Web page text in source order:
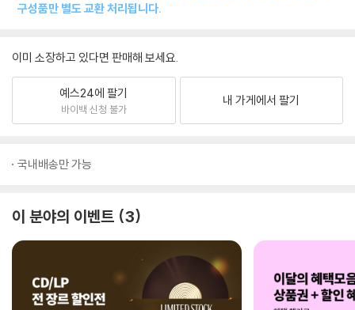
구성품만 별도 교환 처리됩니다.
이미 소장하고 있다면 판매해 보세요.
예스24에 팔기
바이백 신청 불가
내 가게에서 팔기
국내배송만 가능
이 분야의 이벤트 3